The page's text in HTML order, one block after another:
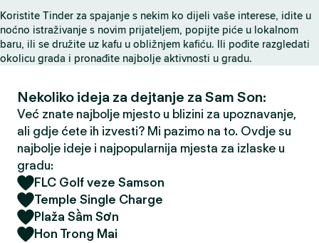
Koristite Tinder za spajanje s nekim ko dijeli vaše interese, idite u
noćno istraživanje s novim prijateljem, popijte piće u lokalnom
baru, ili se družite uz kafu u obližnjem kafiću. Ili pođite razgledati
okolicu grada i pronađite najbolje aktivnosti u gradu.
Nekoliko ideja za dejtanje za Sam Son:
Već znate najbolje mjesto u blizini za upoznavanje,
ali gdje ćete ih izvesti? Mi pazimo na to. Ovdje su
najbolje ideje i najpopularnija mjesta za izlaske u
gradu:
FLC Golf veze Samson
Temple Single Charge
Plaža Sầm Sơn
Hon Trong Mai